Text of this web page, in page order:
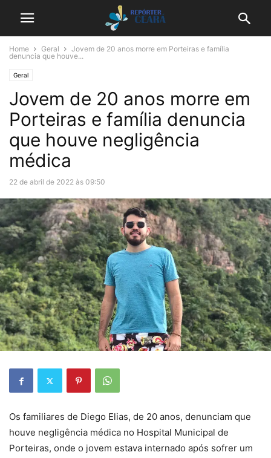
Home Geral
Jovem de 20 anos morre em Porteiras e família
denuncia que houve...
Geral
Jovem de 20 anos morre em
Porteiras e família denuncia
que houve negligência
médica
22 de abril de 2022 às 09:50
Os familiares de Diego Elias, de 20 anos, denunciam que
houve negligência médica no Hospital Municipal de
Porteiras, onde o jovem estava internado após sofrer um